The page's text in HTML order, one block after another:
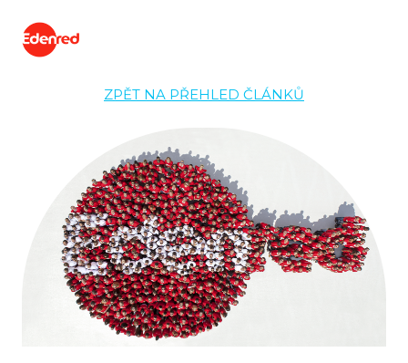
ZPĚT NA PŘEHLED ČLÁNKŮ